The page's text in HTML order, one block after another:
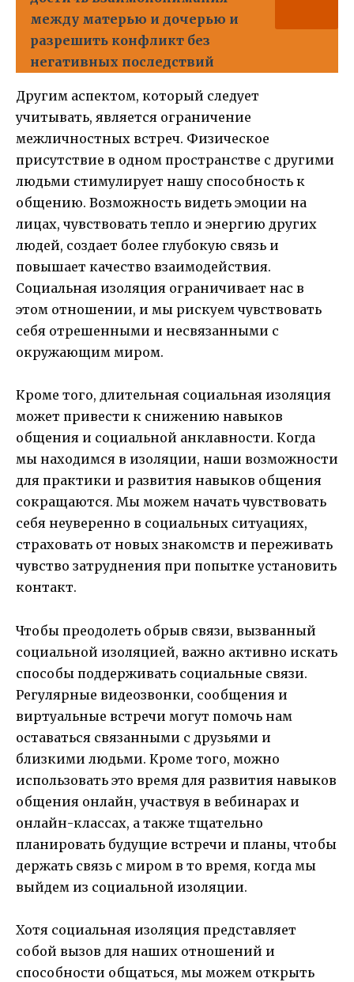
между матерью и дочерью и
разрешить конфликт без
негативных последствий
Другим аспектом, который следует
учитывать, является ограничение
межличностных встреч. Физическое
присутствие в одном пространстве с другими
людьми стимулирует нашу способность к
общению. Возможность видеть эмоции на
лицах, чувствовать тепло и энергию других
людей, создает более глубокую связь и
повышает качество взаимодействия.
Социальная изоляция ограничивает нас в
этом отношении, и мы рискуем чувствовать
себя отрешенными и несвязанными с
окружающим миром.
Кроме того, длительная социальная изоляция
может привести к снижению навыков
общения и социальной анклавности. Когда
мы находимся в изоляции, наши возможности
для практики и развития навыков общения
сокращаются. Мы можем начать чувствовать
себя неуверенно в социальных ситуациях,
страховать от новых знакомств и переживать
чувство затруднения при попытке установить
контакт.
Чтобы преодолеть обрыв связи, вызванный
социальной изоляцией, важно активно искать
способы поддерживать социальные связи.
Регулярные видеозвонки, сообщения и
виртуальные встречи могут помочь нам
оставаться связанными с друзьями и
близкими людьми. Кроме того, можно
использовать это время для развития навыков
общения онлайн, участвуя в вебинарах и
онлайн-классах, а также тщательно
планировать будущие встречи и планы, чтобы
держать связь с миром в то время, когда мы
выйдем из социальной изоляции.
Хотя социальная изоляция представляет
собой вызов для наших отношений и
способности общаться, мы можем открыть